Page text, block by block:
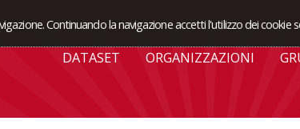
Continuando la navigazione accetti l'utilizzo dei
DATASET ORGANIZZAZIONI